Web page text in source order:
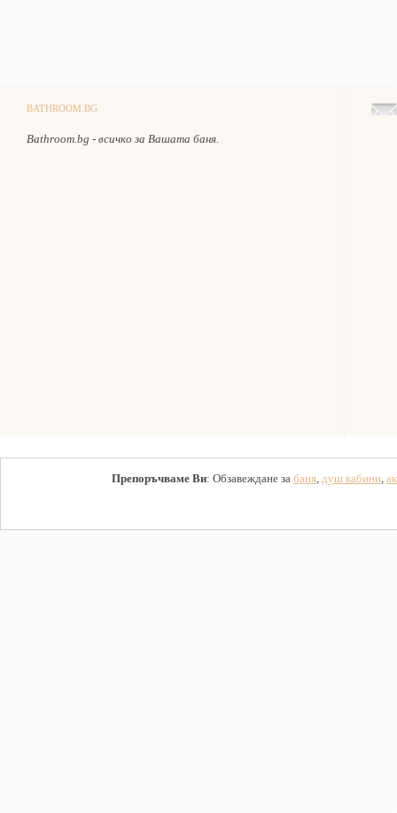
BATHROOM.BG
Bathroom.bg - всичко за Вашата баня.
Препоръчваме Ви: Обзавеждане за баня, душ кабини,